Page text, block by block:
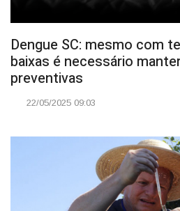
Dengue SC: mesmo com
baixas é necessário
preventivas
22/05/2025 09:03